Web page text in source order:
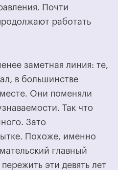
Почти
работать
заметная линия: те,
в большинстве
Они поменяли
Так что
Зато
Похоже, именно
главный
эти девять лет